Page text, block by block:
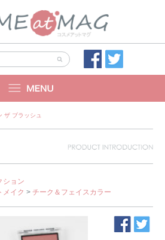
ザ ブラッシュ
ション
メイク > チーク＆フェイスカラー